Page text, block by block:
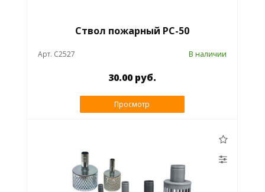
Ствол пожарный РС-50
Арт. C2527 В наличии
30.00 руб.
Просмотр